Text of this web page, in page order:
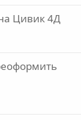
Цивик 4Д